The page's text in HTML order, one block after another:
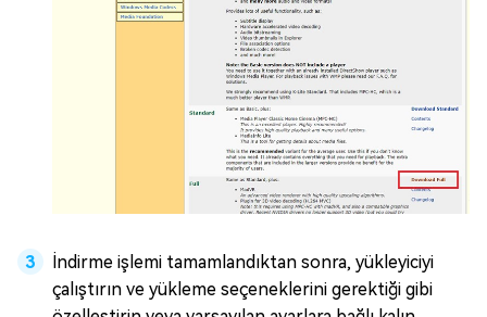
İndirme işlemi tamamlandıktan sonra, yükleyiciyi
çalıştırın ve yükleme seçeneklerini gerektiği gibi